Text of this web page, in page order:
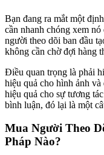
Bạn đang ra mắt một
cần nhanh chóng xem
người theo dõi ban đầu
không cần chờ đợi hàng
Điều quan trọng là phải
hiệu quả cho hình ảnh
hiệu quả cho sự tương
bình luận, đó lại là một
Mua Người Theo
Pháp Nào?